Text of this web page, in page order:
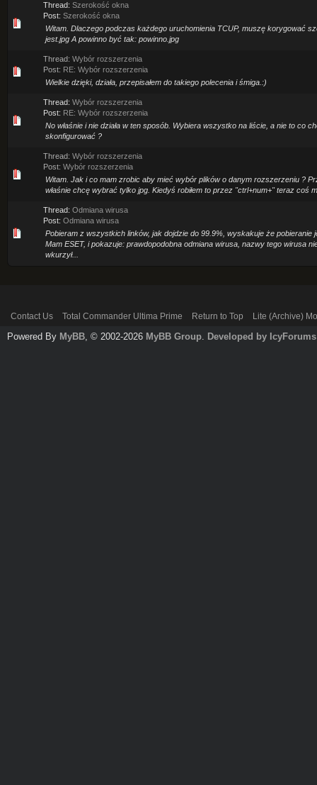
Thread: Szerokość okna
Post: Szerokość okna
Witam. Dlaczego podczas każdego uruchomienia TCUP, muszę korygować
jest.jpg A powinno być tak: powinno.jpg
Thread: Wybór rozszerzenia
Post: RE: Wybór rozszerzenia
Wielkie dzięki, działa, przepisałem do takiego polecenia i śmiga.:)
Thread: Wybór rozszerzenia
Post: RE: Wybór rozszerzenia
No właśnie i nie działa w ten sposób. Wybiera wszystko na liście, a nie to co
skonfigurować ?
Thread: Wybór rozszerzenia
Post: Wybór rozszerzenia
Witam. Jak i co mam zrobic aby mieć wybór plików o danym rozszerzeniu ?
właśnie chcę wybrać tylko jpg. Kiedyś robiłem to przez "ctrl+num+" teraz coś
Thread: Odmiana wirusa
Post: Odmiana wirusa
Pobieram z wszystkich linków, jak dojdzie do 99.9%, wyskakuje że pobieranie
Mam ESET, i pokazuje: prawdopodobna odmiana wirusa, nazwy tego wirusa
wkurzył...
Contact Us Total Commander Ultima Prime Return to Top Lite (Archive)
Powered By MyBB, © 2002-2026 MyBB Group. Developed by IcyForums